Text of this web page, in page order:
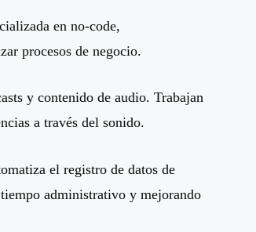
en no-code,
procesos de negocio.
y contenido de audio. Trabajan
a través del sonido.
el registro de datos de
administrativo y mejorando